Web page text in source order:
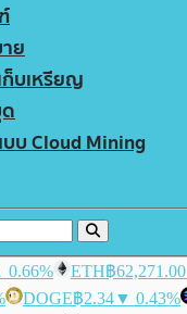
ย
ก็บเหรียญ
บ Cloud Mining
0.66% ETH฿62,271.00
DOGE฿2.34▼ 0.43%